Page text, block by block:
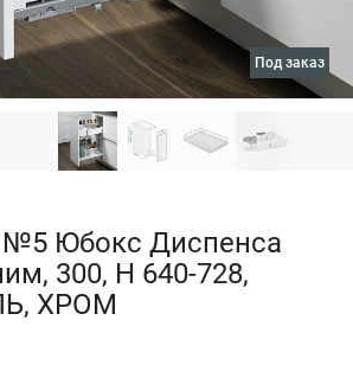
под заказ
Юбокс Диспенса
300, H 640-728,
ХРОМ